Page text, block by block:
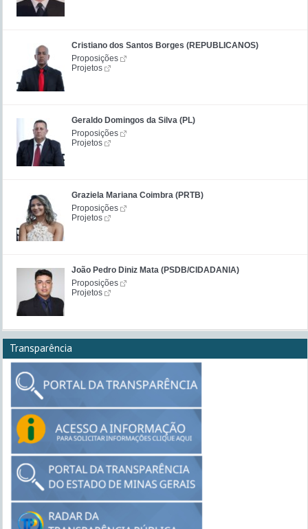
Cristiano dos Santos Borges (REPUBLICANOS)
Proposições
Projetos
Geraldo Domingos da Silva (PL)
Proposições
Projetos
Graziela Mariana Coimbra (PRTB)
Proposições
Projetos
João Pedro Diniz Mata (PSDB/CIDADANIA)
Proposições
Projetos
Transparência